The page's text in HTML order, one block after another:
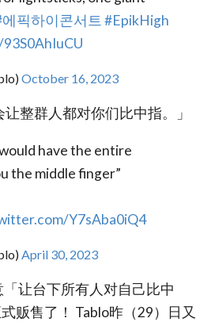
픽하이콘서트#EpikHigh
October 16, 2023
整群人都对你们比中指。」
have the entire
the middle finger”
Y7sAba0iQ4
April 30, 2023
让台下所有人对自己比中
贩售了！ Tablo昨（29）日又